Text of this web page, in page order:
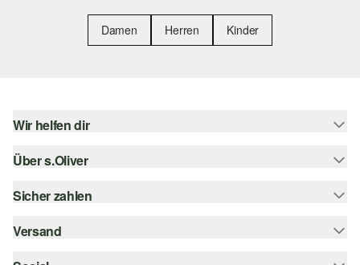
Damen Herren Kinder
Wir helfen dir
Hilfe & FAQ
Über s.Oliver
Newsletter
Sicher zahlen
Rechnung
Versand